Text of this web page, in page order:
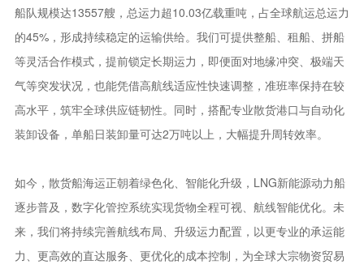
船队规模达13557艘，总运力超10.03亿载重吨，占全球航运总运力
的45%，形成持续稳定的运输供给。我们可提供整船、租船、拼船
等灵活合作模式，提前锁定长期运力，即便面对地缘冲突、极端天
气等突发状况，也能凭借高航线适应性快速调整，准班率保持在较
高水平，筑牢全球供应链韧性。同时，搭配专业散货港口与自动化
装卸设备，单船日装卸量可达2万吨以上，大幅提升周转效率。
如今，散货船海运正朝着绿色化、智能化升级，LNG新能源动力船
逐步普及，数字化管控系统实现货物全程可视、航线智能优化。未
来，我们将持续完善航线布局、升级运力配置，以更专业的承运能
力、更高效的直达服务、更优化的成本控制，为全球大宗物资贸易